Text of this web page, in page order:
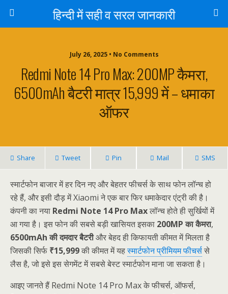
हिन्दी में सही व सरल जानकारी
July 26, 2025 • No Comments
Redmi Note 14 Pro Max: 200MP कैमरा,
6500mAh बैटरी मात्र ₹15,999 में – धमाका
ऑफर
Share Tweet Pin Mail SMS
स्मार्टफोन बाजार में हर दिन नए और बेहतर फीचर्स के साथ फोन लॉन्च हो
रहे हैं, और इसी दौड़ में Xiaomi ने एक बार फिर धमाकेदार एंट्री की है।
कंपनी का नया Redmi Note 14 Pro Maxलॉन्च होते ही सुर्खियों में
आ गया है। इस फोन की सबसे बड़ी खासियत इसका 200MP का कैमरा,
6500mAh की दमदार बैटरीऔर बेहद ही किफायती कीमत में मिलता है
जिसकी सिर्फ ₹15,999की कीमत में यहस्मार्टफोन प्रीमियम फीचर्ससे
लैस है, जो इसे इस सेगमेंट में सबसे बेस्ट स्मार्टफोन माना जा सकता है।
आइए जानते हैं Redmi Note 14 Pro Max के फीचर्स, ऑफर्स,